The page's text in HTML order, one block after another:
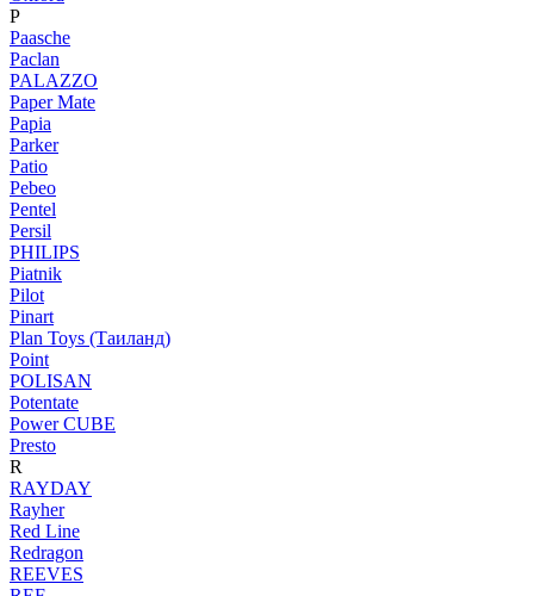
P
Paasche
Paclan
PALAZZO
Paper Mate
Papia
Parker
Patio
Pebeo
Pentel
Persil
PHILIPS
Piatnik
Pilot
Pinart
Plan Toys (Таиланд)
Point
POLISAN
Potentate
Power CUBE
Presto
R
RAYDAY
Rayher
Red Line
Redragon
REEVES